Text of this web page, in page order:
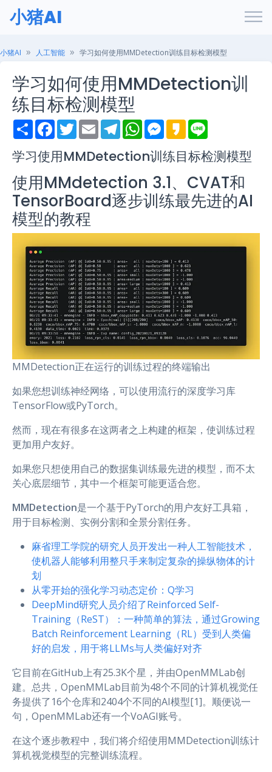
小猪AI
小猪AI 人工智能 学习如何使用MMDetection训练目标检测模型
学习如何使用MMDetection训
练目标检测模型
S
h
r
e
F
a
e
b
k
T
w
t
t
e
r
E
m
i
l
T
e
e
g
a
m
W
h
t
s
p
p
M
e
s
e
n
g
e
r
K
a
a
o
e
学习使用MMDetection训练目标检测模型
使用MMdetection 3.1、CVAT和
TensorBoard逐步训练最先进的AI
模型的教程
MMDetection正在运行的训练过程的终端输出
如果您想训练神经网络，可以使用流行的深度学习库
TensorFlow或PyTorch。
然而，现在有很多在这两者之上构建的框架，使训练过程
更加用户友好。
如果您只想使用自己的数据集训练最先进的模型，而不太
关心底层细节，其中一个框架可能更适合您。
MMDetection是一个基于PyTorch的用户友好工具箱，
用于目标检测、实例分割和全景分割任务。
麻省理工学院的研究人员开发出一种人工智能技术，
使机器人能够利用整只手来制定复杂的操纵物体的计
划
从零开始的强化学习动态定价：Q学习
DeepMind研究人员介绍了Reinforced Self-
Training（ReST）：一种简单的算法，通过Growing
Batch Reinforcement Learning（RL）受到人类偏
好的启发，用于将LLMs与人类偏好对齐
它目前在GitHub上有25.3K个星，并由OpenMMLab创
建。总共，OpenMMLab目前为48个不同的计算机视觉任
务提供了16个仓库和2404个不同的AI模型[1]。顺便说一
句，OpenMMLab还有一个VoAGI账号。
在这个逐步教程中，我们将介绍使用MMDetection训练计
算机视觉模型的完整训练流程。